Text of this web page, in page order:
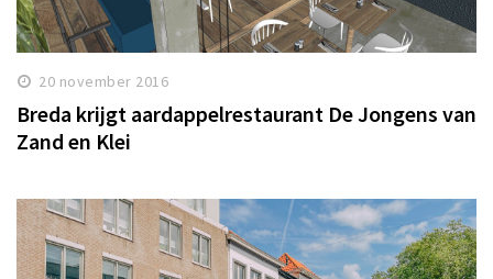
20 november 2016
Breda krijgt aardappelrestaurant De Jongens van
Zand en Klei